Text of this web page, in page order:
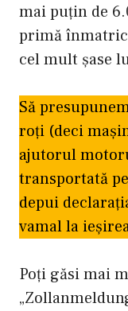
mai puțin de
primă
cel mult șase
Să
roți (deci
ajutorul
transportată
depui
vamal la
Poți găsi mai